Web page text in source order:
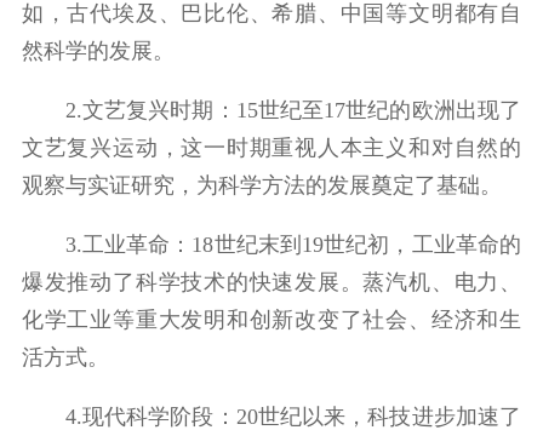
如，古代埃及、巴比伦、希腊、中国等文明都有自
然科学的发展。
2.文艺复兴时期：15世纪至17世纪的欧洲出现了
文艺复兴运动，这一时期重视人本主义和对自然的
观察与实证研究，为科学方法的发展奠定了基础。
3.工业革命：18世纪末到19世纪初，工业革命的
爆发推动了科学技术的快速发展。蒸汽机、电力、
化学工业等重大发明和创新改变了社会、经济和生
活方式。
4.现代科学阶段：20世纪以来，科技进步加速了